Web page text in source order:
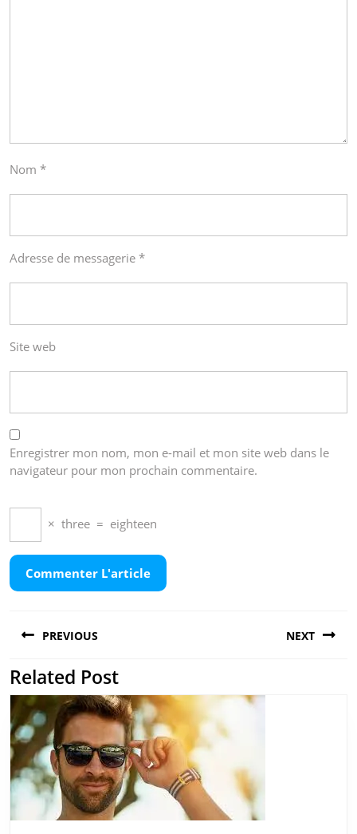
Nom *
Adresse de messagerie *
Site web
Enregistrer mon nom, mon e-mail et mon site web dans le
navigateur pour mon prochain commentaire.
× three = eighteen
de
l’article
PREVIOUS
Previous
post:
NEXT
post:
Related Post